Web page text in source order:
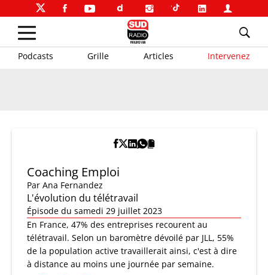
Podcasts Grille Articles Intervenez
Coaching Emploi
Par Ana Fernandez
L'évolution du télétravail
Épisode du samedi 29 juillet 2023
En France, 47% des entreprises recourent au
télétravail. Selon un baromètre dévoilé par JLL, 55%
de la population active travaillerait ainsi, c'est à dire
à distance au moins une journée par semaine.